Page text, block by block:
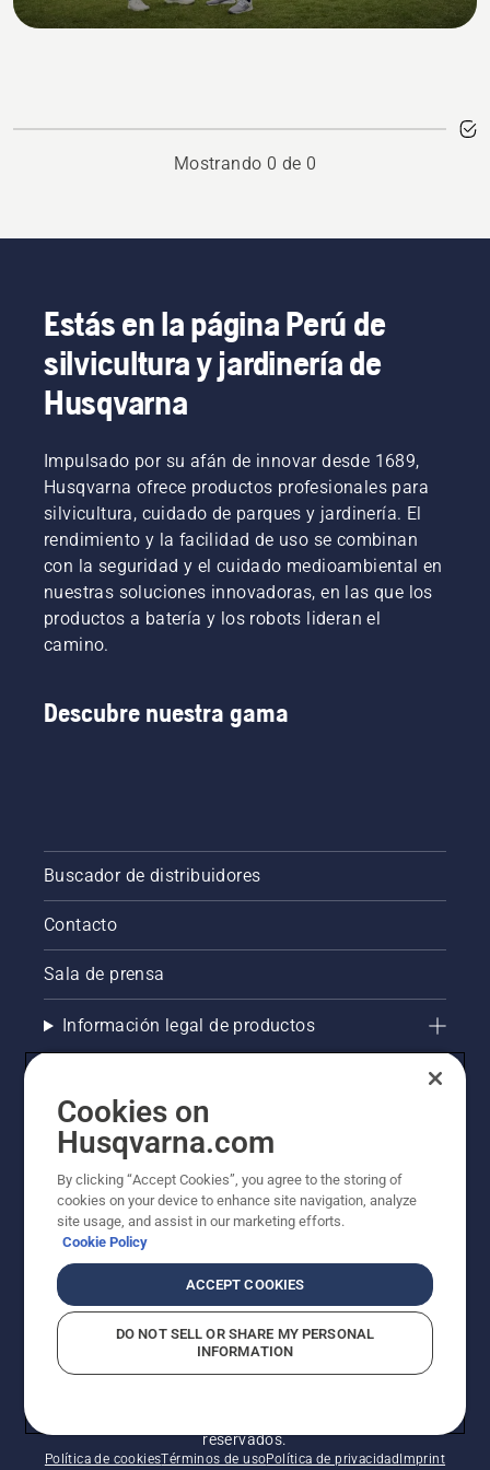
siempre a la
Mostrando 0 de 0
Estás en la página Perú de
silvicultura y jardinería de
Husqvarna
Impulsado por su afán de innovar desde 1689,
Husqvarna ofrece productos profesionales para
silvicultura, cuidado de parques y jardinería. El
rendimiento y la facilidad de uso se combinan
con la seguridad y el cuidado medioambiental en
nuestras soluciones innovadoras, en las que los
productos a batería y los robots lideran el
camino.
Descubre nuestra gama
Buscador de distribuidores
Contacto
Sala de prensa
Información legal de productos
AlertLine/ Canal de Denúncias
La visión de Husqvarna sobre la sostenibilidad
reservados.
Política de cookiesTérminos de usoPolítica de privacidad Imprint
Cookies on
Husqvarna.com
By clicking “Accept Cookies”, you agree to the storing of
cookies on your device to enhance site navigation, analyze
site usage, and assist in our marketing efforts.
Cookie Policy
ACCEPT COOKIES
DO NOT SELL OR SHARE MY PERSONAL
INFORMATION